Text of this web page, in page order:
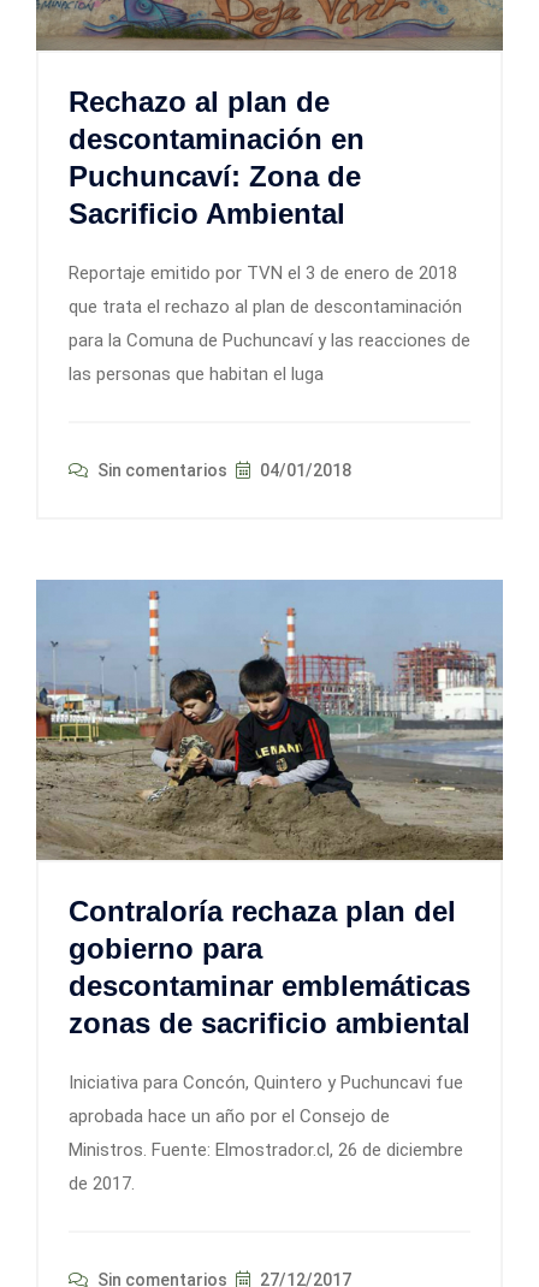
Rechazo al plan de
descontaminación en
Puchuncaví: Zona de
Sacrificio Ambiental
Reportaje emitido por TVN el 3 de enero de 2018
que trata el rechazo al plan de descontaminación
para la Comuna de Puchuncaví y las reacciones de
las personas que habitan el luga
Sin comentarios 04/01/2018
Contraloría rechaza plan del
gobierno para
descontaminar emblemáticas
zonas de sacrificio ambiental
Iniciativa para Concón, Quintero y Puchuncavi fue
aprobada hace un año por el Consejo de
Ministros. Fuente: Elmostrador.cl, 26 de diciembre
de 2017.
Sin comentarios 27/12/2017